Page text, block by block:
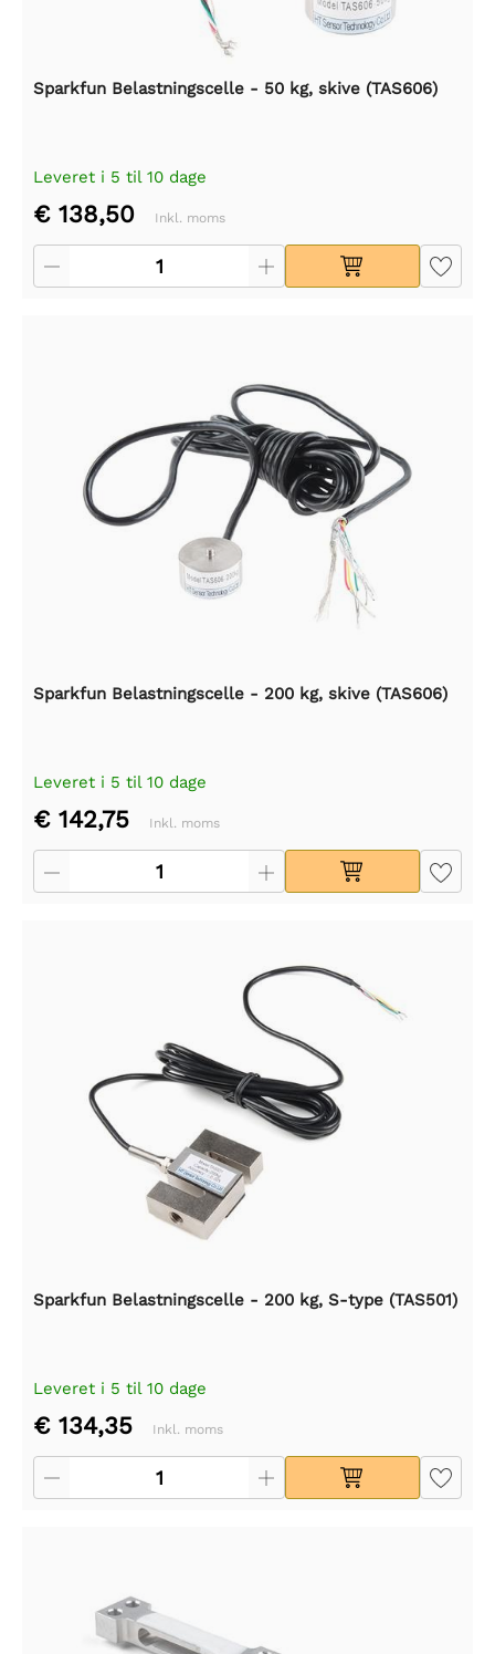
Sparkfun Belastningscelle - 50 kg, skive (TAS606)
Leveret i 5 til 10 dage
€ 138,50 Inkl. moms
Sparkfun Belastningscelle - 200 kg, skive (TAS606)
Leveret i 5 til 10 dage
€ 142,75 Inkl. moms
Sparkfun Belastningscelle - 200 kg, S-type (TAS501)
Leveret i 5 til 10 dage
€ 134,35 Inkl. moms